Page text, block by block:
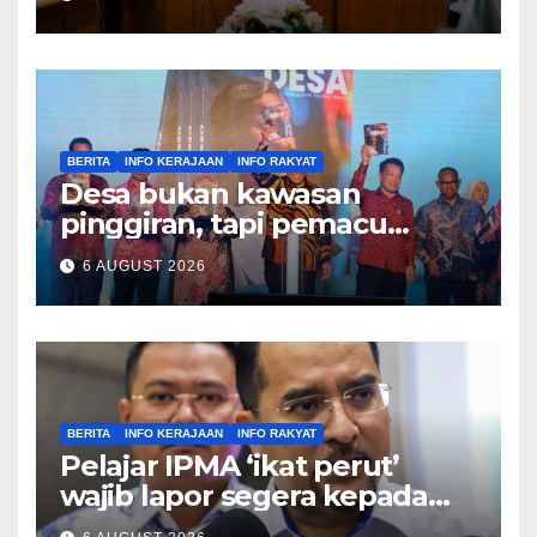
BERITA INFO KERAJAAN INFO RAKYAT
Desa bukan kawasan
pinggiran, tapi pemacu
ekonomi negara – Zahid
Hamidi
6 AUGUST 2026
BERITA INFO KERAJAAN INFO RAKYAT
Pelajar IPMA ‘ikat perut’
wajib lapor segera kepada
Pengarah – Asyraf Wajdi